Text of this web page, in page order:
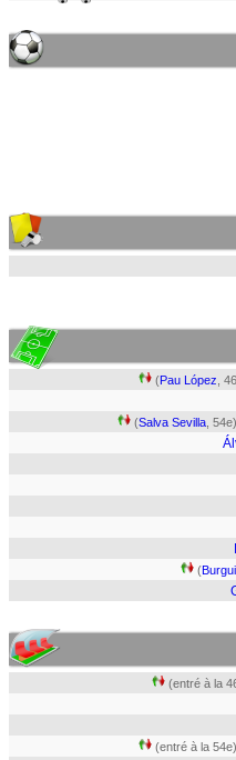
(Pau López ,
(Salva Sevilla , 54e)
(Burgui
(entré à la
(entré à la 54e)